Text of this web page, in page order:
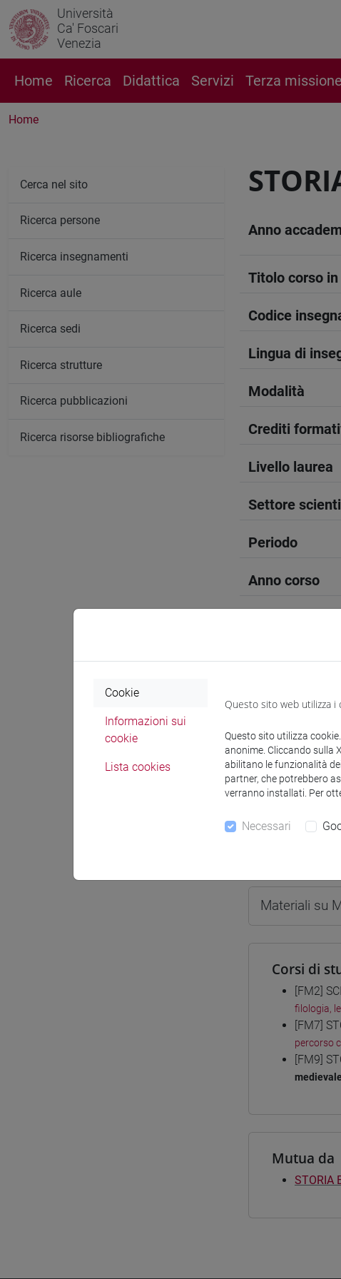
Università
Ca' Foscari
Venezia
Home Ricerca Didattica Servizi Terza missione
Home
Anno
Titolo corso
Codice
Lingua di
Modalità
Crediti
Livello laurea
Settore
Periodo
Anno corso
Docenti
Materiali su
Corsi di
[FM2]
filologia,
[FM7]
percorso
[FM9]
Mutua da
STORIA
Cerca nel sito
Ricerca persone
Ricerca insegnamenti
Ricerca aule
Ricerca sedi
Ricerca strutture
Ricerca pubblicazioni
Ricerca risorse bibliografiche
Cookie
Informazioni sui
cookie
Lista cookies
Questo sito web utilizza i
Questo sito utilizza
anonime. Cliccando sulla
abilitano le funzionalità
partner, che potrebbero
verranno installati. Per
Necessari